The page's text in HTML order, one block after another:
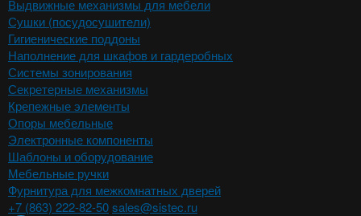
Выдвижные механизмы для мебели
Сушки (посудосушители)
Гигиенические поддоны
Наполнение для шкафов и гардеробных
Системы зонирования
Секретерные механизмы
Крепежные элементы
Опоры мебельные
Электронные компоненты
Шаблоны и оборудование
Мебельные ручки
Фурнитура для межкомнатных дверей
+7 (863) 222-82-50sales@sistec.ru